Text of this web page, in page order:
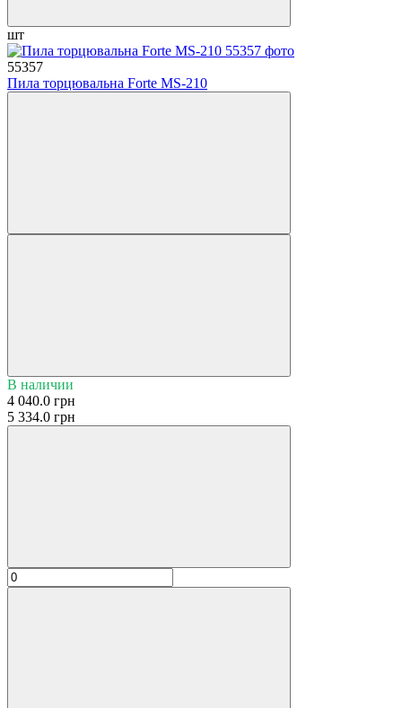
шт
55357
Пила торцювальна Forte MS-210
В наличии
4 040.0 грн
5 334.0 грн